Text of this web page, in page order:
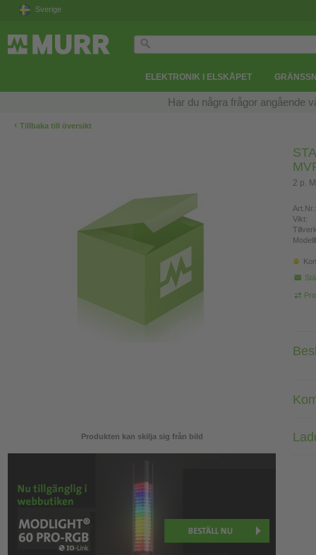
Sverige
ELEKTRONIK I ELSKÅPET
Har du några frågor angående
‹ Tillbaka till översikt
Produkten kan skilja sig från bild
2 p.
Art.Nr.:
Vikt: